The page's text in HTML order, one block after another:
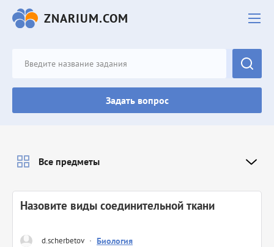
ZNARIUM.COM
Задать вопрос
d.scherbetov · Биология
Назовите виды соединительной ткани
Все предметы